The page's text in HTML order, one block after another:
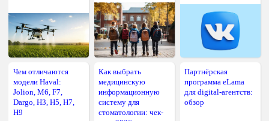
Чем отличаются
модели Haval:
Jolion, M6, F7,
Dargo, H3, H5, H7,
H9
Как выбрать
медицинскую
информационную
систему для
стоматологии: чек-
Партнёрская
программа eLama
для digital-агентств:
обзор